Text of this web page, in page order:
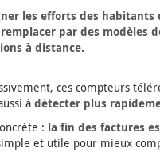
les efforts des habitants
par des modèles
à distance.
ces compteurs
à détecter plus
: la fin des factures
et utile pour mieux